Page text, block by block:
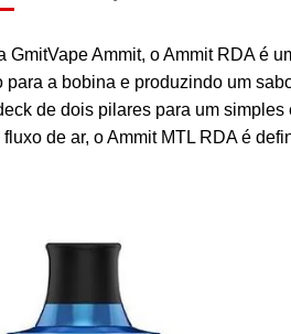
Ammit, o Ammit RDA é
a bobina e produzindo um
de dois pilares para um
de ar, o Ammit MTL RDA é